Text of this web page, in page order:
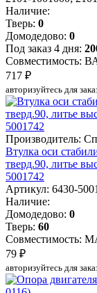
Наличие:
Тверь: 0
Домодедово: 0
Под заказ 4 дня:
Совместимость:
717 ₽
авторизуйтесь для
Производитель:
Втулка оси
тверд.90, литье
5001742
Артикул: 6430-
Наличие:
Домодедово: 0
Тверь: 60
Совместимость:
79 ₽
авторизуйтесь для